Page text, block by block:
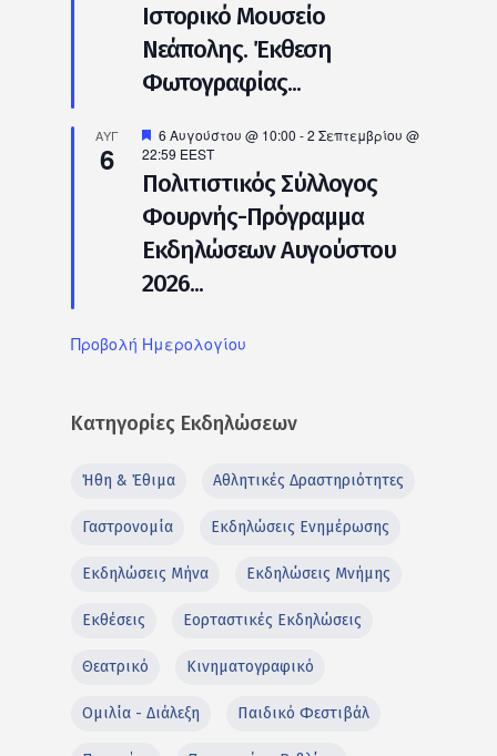
Ιστορικό Μουσείο
Νεάπολης. Έκθεση
Φωτογραφίας...
ΑΥΓ
6
Προτεινόμενο
6 Αυγούστου @ 10:00 -2 Σεπτεμβρίου @
22:59 EEST
Πολιτιστικός Σύλλογος
Φουρνής-Πρόγραμμα
Εκδηλώσεων Αυγούστου
2026...
Προβολή Ημερολογίου
Κατηγορίες Εκδηλώσεων
Ήθη & Έθιμα Αθλητικές Δραστηριότητες
Γαστρονομία Εκδηλώσεις Ενημέρωσης
Εκδηλώσεις Μήνα Εκδηλώσεις Μνήμης
Εκθέσεις Εορταστικές Εκδηλώσεις
Θεατρικό Κινηματογραφικό
Ομιλία - Διάλεξη Παιδικό Φεστιβάλ